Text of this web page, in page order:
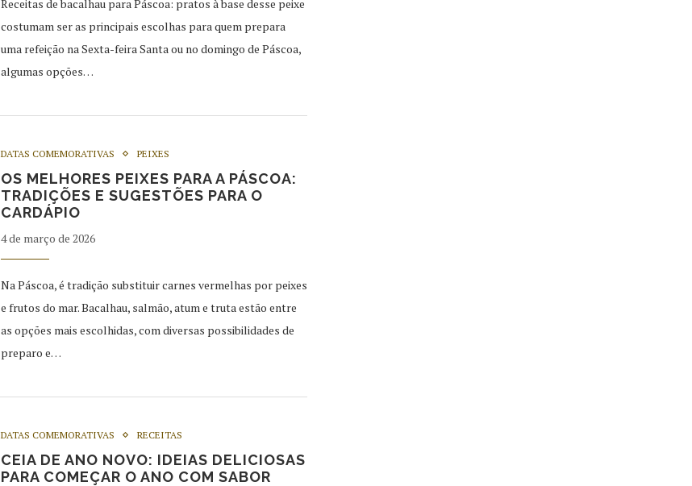
Receitas de bacalhau para Páscoa: pratos à base desse peixe
costumam ser as principais escolhas para quem prepara
uma refeição na Sexta-feira Santa ou no domingo de Páscoa,
algumas opções…
DATAS COMEMORATIVAS PEIXES
OS MELHORES PEIXES PARA A PÁSCOA:
TRADIÇÕES E SUGESTÕES PARA O
CARDÁPIO
4 de março de 2026
Na Páscoa, é tradição substituir carnes vermelhas por peixes
e frutos do mar. Bacalhau, salmão, atum e truta estão entre
as opções mais escolhidas, com diversas possibilidades de
preparo e…
DATAS COMEMORATIVAS RECEITAS
CEIA DE ANO NOVO: IDEIAS DELICIOSAS
PARA COMEÇAR O ANO COM SABOR